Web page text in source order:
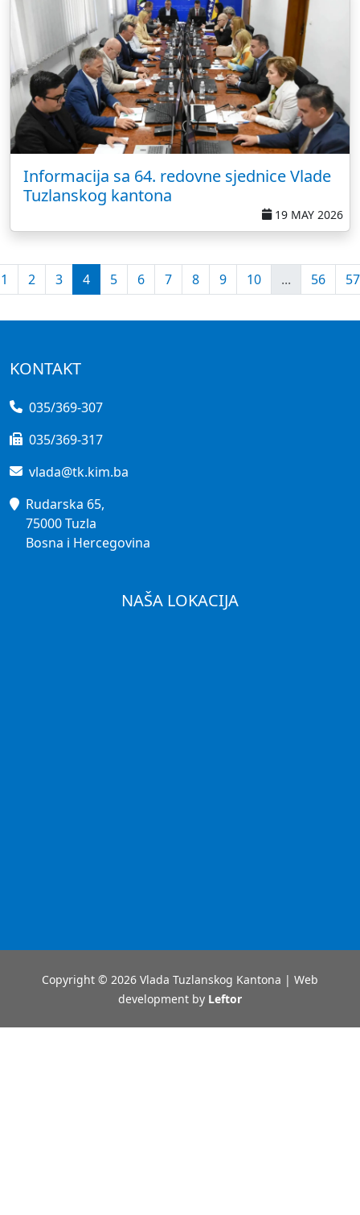
Informacija sa 64. redovne sjednice Vlade
Tuzlanskog kantona
19 MAY 2026
1 2 3 4 5 6 7 8 9 10 ... 56 57
KONTAKT
035/369-307
035/369-317
vlada@tk.kim.ba
Rudarska 65,
75000 Tuzla
Bosna i Hercegovina
NAŠA LOKACIJA
Copyright © 2026 Vlada Tuzlanskog Kantona | Web
development by Leftor